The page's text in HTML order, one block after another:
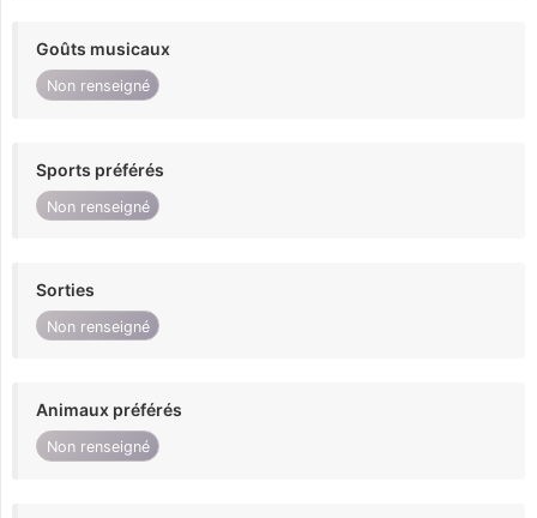
Goûts musicaux
Non renseigné
Sports préférés
Non renseigné
Sorties
Non renseigné
Animaux préférés
Non renseigné